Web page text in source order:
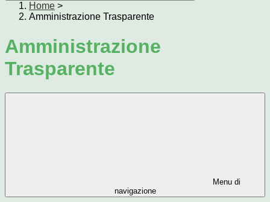
Home >
Amministrazione Trasparente
Amministrazione
Trasparente
Menu di
navigazione